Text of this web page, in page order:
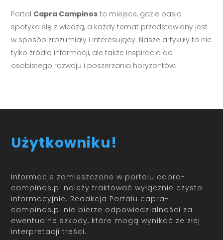
Portal Capra Campinos to miejsce, gdzie pasja
spotyka się z wiedzą, a każdy temat przedstawiany jest
w sposób zrozumiały i interesujący. Nasze artykuły to nie
tylko źródło informacji, ale także inspiracja do
osobistego rozwoju i poszerzania horyzontów.
Użytkowniku!
Informacje zamieszczone w portalu capra-
campinos.pl należy traktować wyłącznie czysto
informacyjnie. Redakcja Portalu capra-
campinos.pl nie bierze odpowiedzialności za
ewentualne szkody, które mogą wynikać ze złej
interpretacji treści.